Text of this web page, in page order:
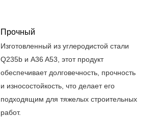
Прочный
Изготовленный из углеродистой стали
Q235b и A36 A53, этот продукт
обеспечивает долговечность, прочность
и износостойкость, что делает его
подходящим для тяжелых строительных
работ.